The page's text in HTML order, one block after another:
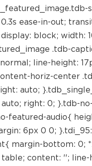
ease-in-out;
block; width:
.tdb-
line-height:
horiz-center
auto;
right: 0; }.tdb-
featured-audio{
6px 0 0;
margin-bottom: 0;
content: '';